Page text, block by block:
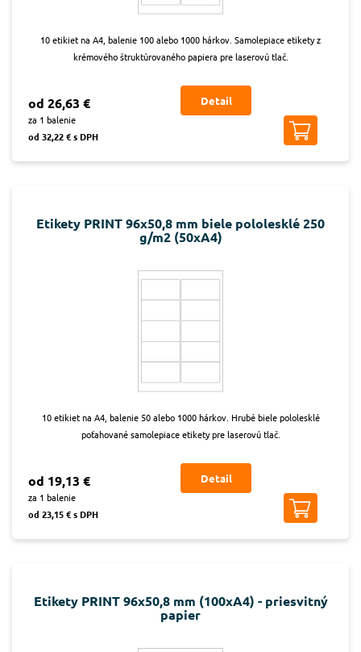
10 etikiet na A4, balenie 100 alebo 1000 hárkov. Samolepiace etikety z
krémového štruktúrovaného papiera pre laserovú tlač.
od 26,63 €
za 1 balenie
od 32,22 € s DPH
Detail
Etikety PRINT 96x50,8 mm biele pololesklé 250
g/m2 (50xA4)
10 etikiet na A4, balenie 50 alebo 1000 hárkov. Hrubé biele pololesklé
poťahované samolepiace etikety pre laserovú tlač.
od 19,13 €
za 1 balenie
od 23,15 € s DPH
Detail
Etikety PRINT 96x50,8 mm (100xA4) - priesvitný
papier